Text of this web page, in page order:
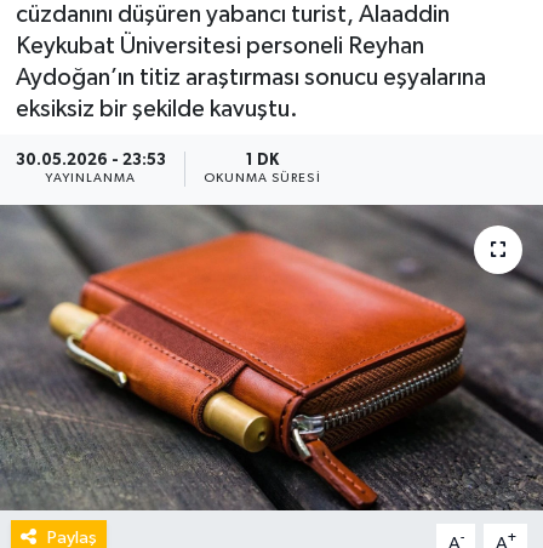
cüzdanını düşüren yabancı turist, Alaaddin
Keykubat Üniversitesi personeli Reyhan
Aydoğan’ın titiz araştırması sonucu eşyalarına
eksiksiz bir şekilde kavuştu.
30.05.2026 - 23:53
YAYINLANMA
1 DK
OKUNMA SÜRESI
Paylaş A- A+
Ekonomi
Gazipaşa
Haber Arşivi